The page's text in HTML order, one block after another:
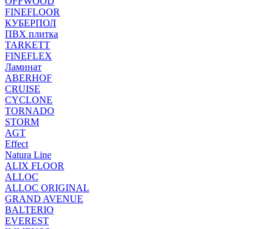
FINEFLOOR
КУБЕРПОЛ
ПВХ плитка
TARKETT
FINEFLEX
Ламинат
ABERHOF
CRUISE
CYCLONE
TORNADO
STORM
AGT
Effect
Natura Line
ALIX FLOOR
ALLOC
ALLOC ORIGINAL
GRAND AVENUE
BALTERIO
EVEREST